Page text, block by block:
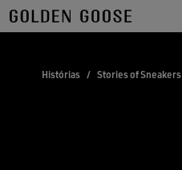
Skip
to
Histórias / Stories of Sneakers